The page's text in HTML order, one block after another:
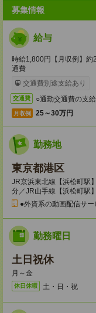
募集情報
給与
時給1,800円【月収例】
通費
交通費別途支給あり
交通費 ○通勤交通費の支
月収例 25～30万円
勤務地
東京都港区
JR京浜東北線【浜松町駅
分／JR山手線【浜松町駅
●外資系の動画配信サ
勤務曜日
土日祝休
月～金
休日休暇 土・日・祝